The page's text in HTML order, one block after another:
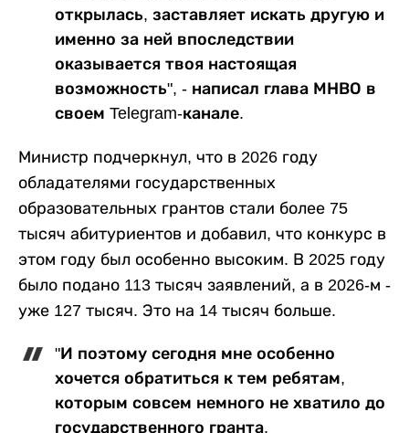
открылась, заставляет искать другую и
именно за ней впоследствии
оказывается твоя настоящая
возможность", - написал глава МНВО в
своем Telegram-канале.
Министр подчеркнул, что в 2026 году
обладателями государственных
образовательных грантов стали более 75
тысяч абитуриентов и добавил, что конкурс в
этом году был особенно высоким. В 2025 году
было подано 113 тысяч заявлений, а в 2026-м -
уже 127 тысяч. Это на 14 тысяч больше.
"И поэтому сегодня мне особенно
хочется обратиться к тем ребятам,
которым совсем немного не хватило до
государственного гранта.